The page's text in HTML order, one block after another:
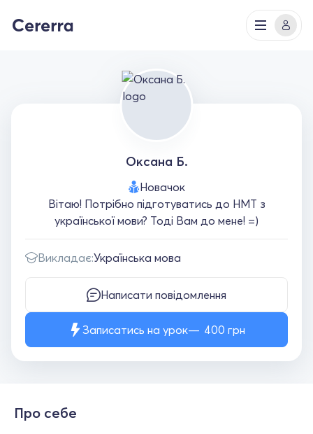
Оксана Б.
Новачок
Вітаю! Потрібно підготуватись до НМТ з
української мови? Тоді Вам до мене! =)
Викладає:Українська мова
Написати повідомлення
Записатись на урок 400 грн
Про себе